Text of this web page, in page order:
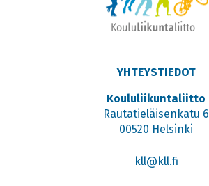
YHTEYSTIEDOT
Koululiikuntaliitto
Rautatieläisenkatu 6
00520 Helsinki
kll@kll.fi